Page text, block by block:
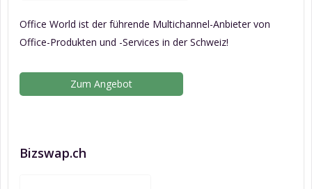
Office World ist der führende Multichannel-Anbieter von
Office-Produkten und -Services in der Schweiz!
Zum Angebot
Bizswap.ch